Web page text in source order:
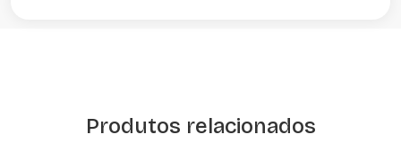
Produtos relacionados